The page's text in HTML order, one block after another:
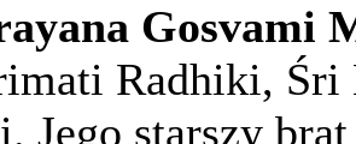
Gosvami
Radhiki, Śri
Jego starszy